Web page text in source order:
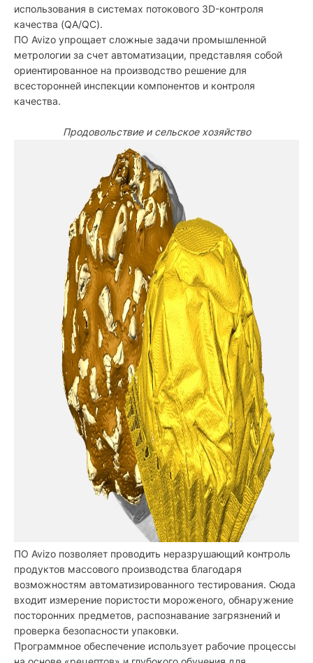
использования в системах потокового 3D-контроля
качества (QA/QC).
ПО Avizo упрощает сложные задачи промышленной
метрологии за счет автоматизации, представляя собой
ориентированное на производство решение для
всесторонней инспекции компонентов и контроля
качества.
Продовольствие и сельское хозяйство
ПО Avizo позволяет проводить неразрушающий контроль
продуктов массового производства благодаря
возможностям автоматизированного тестирования. Сюда
входит измерение пористости мороженого, обнаружение
посторонних предметов, распознавание загрязнений и
проверка безопасности упаковки.
Программное обеспечение использует рабочие процессы